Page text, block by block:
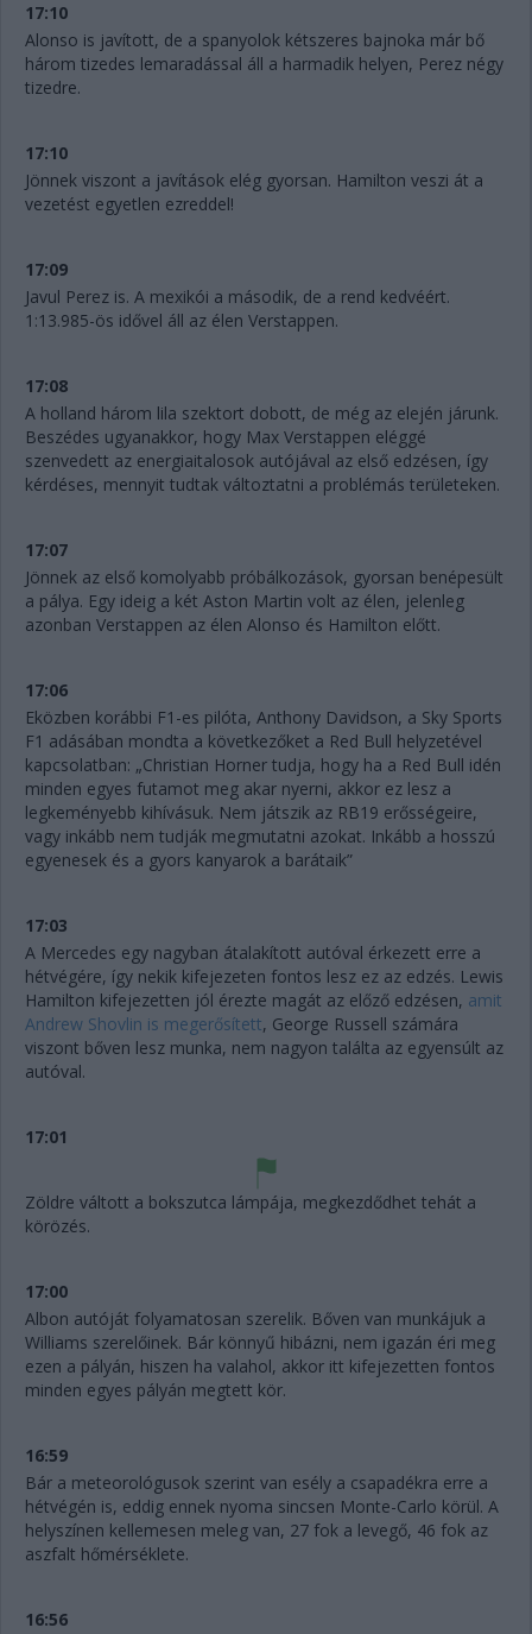
17:10
Alonso is javított, de a spanyolok kétszeres bajnoka már bő
három tizedes lemaradással áll a harmadik helyen, Perez négy
tizedre.
17:10
Jönnek viszont a javítások elég gyorsan. Hamilton veszi át a
vezetést egyetlen ezreddel!
17:09
Javul Perez is. A mexikói a második, de a rend kedvéért.
1:13.985-ös idővel áll az élen Verstappen.
17:08
A holland három lila szektort dobott, de még az elején járunk.
Beszédes ugyanakkor, hogy Max Verstappen eléggé
szenvedett az energiaitalosok autójával az első edzésen, így
kérdéses, mennyit tudtak változtatni a problémás területeken.
17:07
Jönnek az első komolyabb próbálkozások, gyorsan benépesült
a pálya. Egy ideig a két Aston Martin volt az élen, jelenleg
azonban Verstappen az élen Alonso és Hamilton előtt.
17:06
Eközben korábbi F1-es pilóta, Anthony Davidson, a Sky Sports
F1 adásában mondta a következőket a Red Bull helyzetével
kapcsolatban: „Christian Horner tudja, hogy ha a Red Bull idén
minden egyes futamot meg akar nyerni, akkor ez lesz a
legkeményebb kihívásuk. Nem játszik az RB19 erősségeire,
vagy inkább nem tudják megmutatni azokat. Inkább a hosszú
egyenesek és a gyors kanyarok a barátaik”
17:03
A Mercedes egy nagyban átalakított autóval érkezett erre a
hétvégére, így nekik kifejezeten fontos lesz ez az edzés. Lewis
Hamilton kifejezetten jól érezte magát az előző edzésen, amit
Andrew Shovlin is megerősített, George Russell számára
viszont bőven lesz munka, nem nagyon találta az egyensúlt az
autóval.
17:01
Zöldre váltott a bokszutca lámpája, megkezdődhet tehát a
körözés.
17:00
Albon autóját folyamatosan szerelik. Bőven van munkájuk a
Williams szerelőinek. Bár könnyű hibázni, nem igazán éri meg
ezen a pályán, hiszen ha valahol, akkor itt kifejezetten fontos
minden egyes pályán megtett kör.
16:59
Bár a meteorológusok szerint van esély a csapadékra erre a
hétvégén is, eddig ennek nyoma sincsen Monte-Carlo körül. A
helyszínen kellemesen meleg van, 27 fok a levegő, 46 fok az
aszfalt hőmérséklete.
16:56